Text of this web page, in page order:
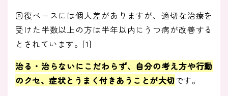
回復ペースには個人差がありますが、適切な治療を
受けた半数以上の方は半年以内にうつ病が改善する
とされています。[1]
治る・治らないにこだわらず、自分の考え方や行動
のクセ、症状とうまく付きあうことが大切です。